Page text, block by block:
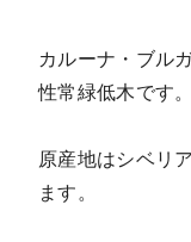
カルーナ・ブル
性常緑低木です。
原産地はシベリ
ます。